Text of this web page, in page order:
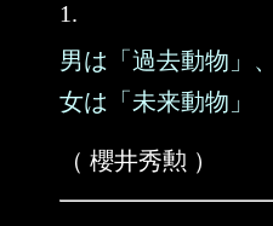
1.
男は「過去動物」、
女は「未来動物」
（ 櫻井秀勲 ）